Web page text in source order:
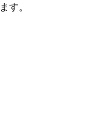
す。